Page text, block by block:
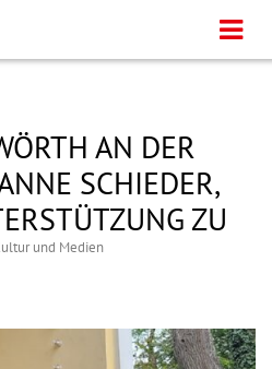
AN DER
SCHIEDER,
ZU
und Medien